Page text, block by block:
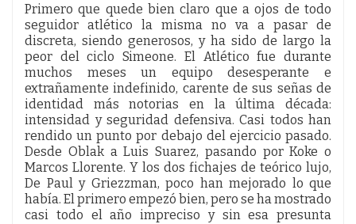
Primero que quede bien claro que a ojos de todo
seguidor atlético la misma no va a pasar de
discreta, siendo generosos, y ha sido de largo la
peor del ciclo Simeone. El Atlético fue durante
muchos meses un equipo desesperante e
extrañamente indefinido, carente de sus señas de
identidad más notorias en la última década:
intensidad y seguridad defensiva. Casi todos han
rendido un punto por debajo del ejercicio pasado.
Desde Oblak a Luis Suarez, pasando por Koke o
Marcos Llorente. Y los dos fichajes de teórico lujo,
De Paul y Griezzman, poco han mejorado lo que
había. El primero empezó bien, pero se ha mostrado
casi todo el año impreciso y sin esa presunta